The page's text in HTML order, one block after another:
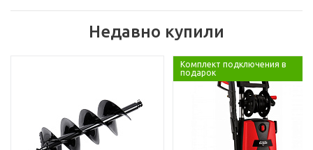
Недавно купили
Комплект подключения в
подарок